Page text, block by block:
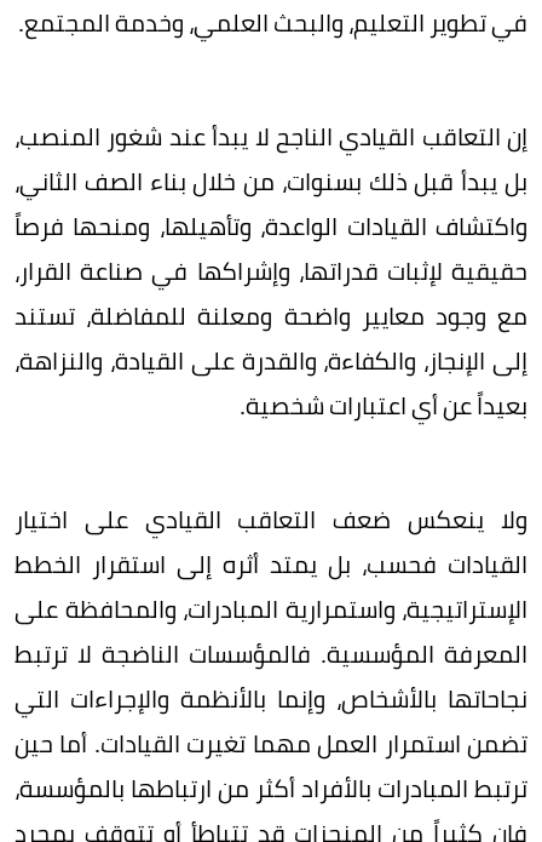
في تطوير التعليم، والبحث العلمي، وخدمة المجتمع.
إن التعاقب القيادي الناجح لا يبدأ عند شغور المنصب،
بل يبدأ قبل ذلك بسنوات، من خلال بناء الصف الثاني،
واكتشاف القيادات الواعدة، وتأهيلها، ومنحها فرصاً
حقيقية لإثبات قدراتها، وإشراكها في صناعة القرار،
مع وجود معايير واضحة ومعلنة للمفاضلة، تستند
إلى الإنجاز، والكفاءة، والقدرة على القيادة، والنزاهة،
بعيداً عن أي اعتبارات شخصية.
ولا ينعكس ضعف التعاقب القيادي على اختيار
القيادات فحسب، بل يمتد أثره إلى استقرار الخطط
الإستراتيجية، واستمرارية المبادرات، والمحافظة على
المعرفة المؤسسية. فالمؤسسات الناضجة لا ترتبط
نجاحاتها بالأشخاص، وإنما بالأنظمة والإجراءات التي
تضمن استمرار العمل مهما تغيرت القيادات. أما حين
ترتبط المبادرات بالأفراد أكثر من ارتباطها بالمؤسسة،
فإن كثيراً من المنجزات قد تتباطأ أو تتوقف بمجرد